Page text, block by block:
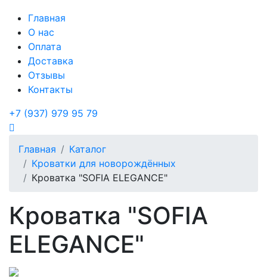
Главная
О нас
Оплата
Доставка
Отзывы
Контакты
+7 (937) 979 95 79
Главная
Каталог
Кроватки для новорождённых
Кроватка "SOFIA ELEGANCE"
Кроватка "SOFIA
ELEGANCE"